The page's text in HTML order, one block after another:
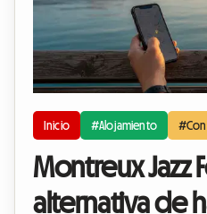
Inicio #Alojamiento
Montreux Jazz
alternativa de